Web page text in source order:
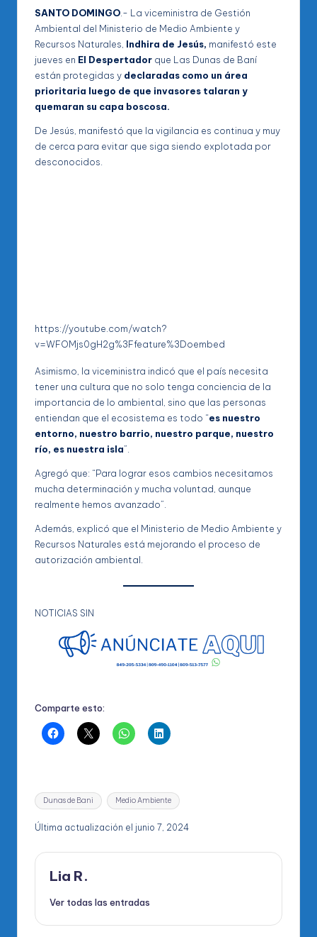
SANTO DOMINGO .- La viceministra de Gestión
Ambiental del Ministerio de Medio Ambiente y
Recursos Naturales, Indhira de Jesús, manifestó este
jueves en El Despertador que Las Dunas de Baní
están protegidas y declaradas como un área
prioritaria luego de que invasores talaran y
quemaran su capa boscosa.
De Jesús, manifestó que la vigilancia es continua y muy
de cerca para evitar que siga siendo explotada por
desconocidos.
https://youtube.com/watch?
v=WFOMjs0gH2g%3Ffeature%3Doembed
Asimismo, la viceministra indicó que el país necesita
tener una cultura que no solo tenga conciencia de la
importancia de lo ambiental, sino que las personas
entiendan que el ecosistema es todo “es nuestro
entorno, nuestro barrio, nuestro parque, nuestro
río, es nuestra isla”.
Agregó que: “Para lograr esos cambios necesitamos
mucha determinación y mucha voluntad, aunque
realmente hemos avanzado”.
Además, explicó que el Ministerio de Medio Ambiente y
Recursos Naturales está mejorando el proceso de
autorización ambiental.
NOTICIAS SIN
Comparte esto:
Etiquetas:
Dunas de Bani Medio Ambiente
Última actualización el junio 7, 2024
Lia R.
Ver todas las entradas